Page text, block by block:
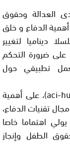
العدالة وحقوق
الدفاع و خلق
ديناميا لتغيير
ضرورة التحكم
تطبيقي حول
من جانبه، شدد ممثل منظمة (aci-human rights)، على أهمية
تقنيات الدفاع،
اهتماما خاصا
الطفل وإنجاز